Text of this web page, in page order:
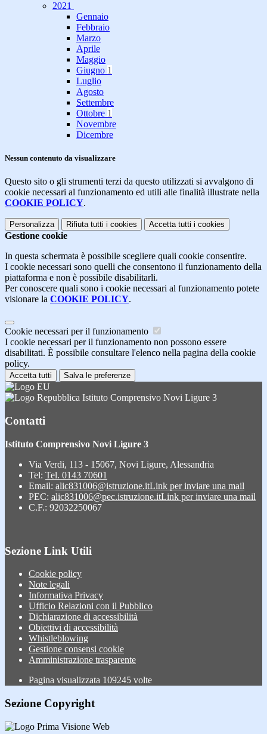
2021
Gennaio
Febbraio
Marzo
Aprile
Maggio
Giugno 1
Luglio
Agosto
Settembre
Ottobre 1
Novembre
Dicembre
Nessun contenuto da visualizzare
Questo sito o gli strumenti terzi da questo utilizzati si avvalgono di
cookie necessari al funzionamento ed utili alle finalità illustrate nella
COOKIE POLICY.
Personalizza Rifiuta tutti i cookies Accetta tutti i cookies
Gestione cookie
In questa schermata è possibile scegliere quali cookie consentire.
I cookie necessari sono quelli che consentono il funzionamento della
piattaforma e non è possibile disabilitarli.
Per conoscere quali sono i cookie necessari al funzionamento potete
visionare la COOKIE POLICY.
Cookie necessari per il funzionamento
I cookie necessari per il funzionamento non possono essere
disabilitati. È possibile consultare l'elenco nella pagina della cookie
policy.
Accetta tutti Salva le preferenze
Istituto Comprensivo Novi Ligure 3
Contatti
Istituto Comprensivo Novi Ligure 3
Via Verdi, 113 - 15067, Novi Ligure, Alessandria
Tel: Tel. 0143 70601
Email: alic831006@istruzione.itLink per inviare una mail
PEC: alic831006@pec.istruzione.itLink per inviare una mail
C.F.: 92032250067
Sezione Link Utili
Cookie policy
Note legali
Informativa Privacy
Ufficio Relazioni con il Pubblico
Dichiarazione di accessibilità
Obiettivi di accessibilità
Whistleblowing
Gestione consensi cookie
Amministrazione trasparente
Pagina visualizzata 109245 volte
Sezione Copyright